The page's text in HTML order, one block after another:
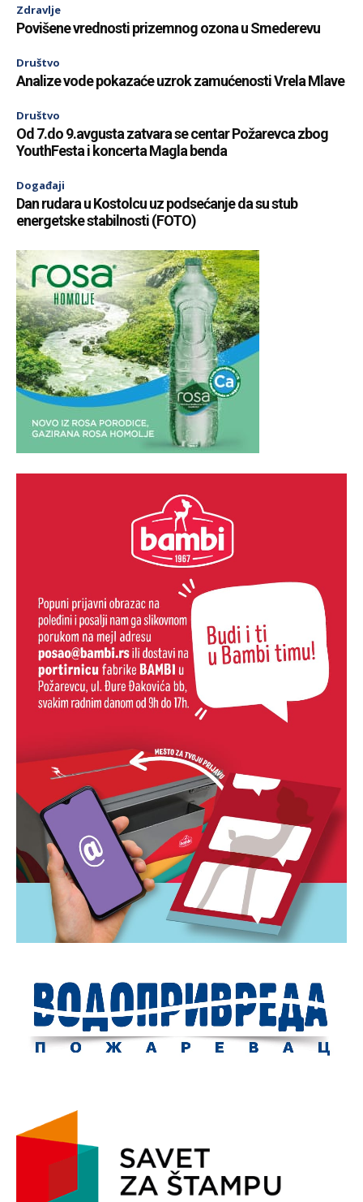
Zdravlje
Povišene vrednosti prizemnog ozona u Smederevu
Društvo
Analize vode pokazaće uzrok zamućenosti Vrela Mlave
Društvo
Od 7.do 9.avgusta zatvara se centar Požarevca zbog
YouthFesta i koncerta Magla benda
Događaji
Dan rudara u Kostolcu uz podsećanje da su stub
energetske stabilnosti (FOTO)